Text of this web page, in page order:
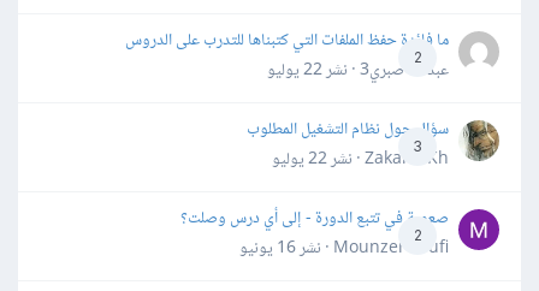
2
ما فائدة حفظ الملفات التي كتبناها للتدرب على الدروس
عبدالله صبري3 · نشر
22 يوليو
3
سؤال حول نظام التشغيل المطلوب
Zakaria Kh · نشر
22 يوليو
2
صعوبة في تتبع الدورة - إلى أي درس وصلت؟
Mounzer Soufi · نشر
16 يونيو